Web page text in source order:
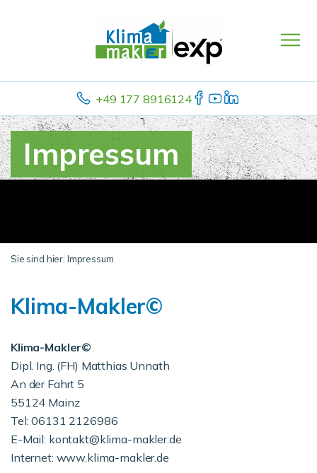
+49 177 8916124
Impressum
Sie sind hier: Impressum
Klima-Makler©
Klima-Makler©
Dipl. Ing. (FH) Matthias Unnath
An der Fahrt 5
55124 Mainz
Tel: 06131 2126986
E-Mail: kontakt@klima-makler.de
Internet: www.klima-makler.de